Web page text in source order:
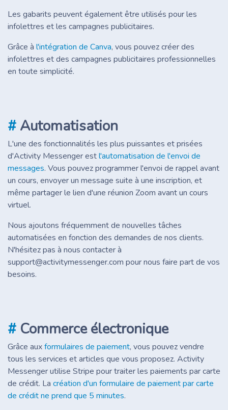
Les gabarits peuvent également être utilisés pour les
infolettres et les campagnes publicitaires.
Grâce à l'intégration de Canva, vous pouvez créer des
infolettres et des campagnes publicitaires professionnelles
en toute simplicité.
# Automatisation
L'une des fonctionnalités les plus puissantes et prisées
d'Activity Messenger estl'automatisation de l'envoi de
messages. Vous pouvez programmer l'envoi de rappel avant
un cours, envoyer un message suite à une inscription, et
même partager le lien d'une réunion Zoom avant un cours
virtuel.
Nous ajoutons fréquemment de nouvelles tâches
automatisées en fonction des demandes de nos clients.
N'hésitez pas à nous contacter à
support@activitymessenger.com pour nous faire part de vos
besoins.
# Commerce électronique
Grâce auxformulaires de paiement, vous pouvez vendre
tous les services et articles que vous proposez. Activity
Messenger utilise Stripe pour traiter les paiements par carte
de crédit. La création d'un formulaire de paiement par carte
de crédit ne prend que 5 minutes.